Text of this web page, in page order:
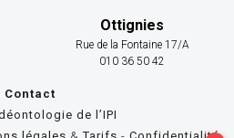
Ottignies
Rue de la Fontaine 17/A
010 36 50 42
Contact
de l’IPI